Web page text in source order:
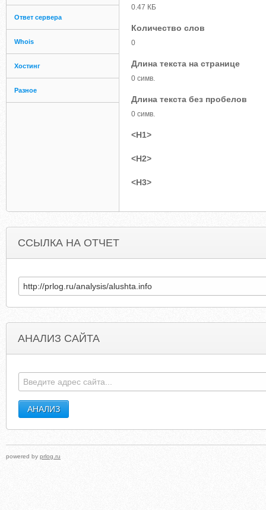
Ответ сервера
Whois
Хостинг
Разное
0.47 КБ
Количество слов
0
Длина текста на странице
0 симв.
Длина текста без пробелов
0 симв.
<H1>
<H2>
<H3>
ССЫЛКА НА ОТЧЕТ
АНАЛИЗ САЙТА
powered by prlog.ru